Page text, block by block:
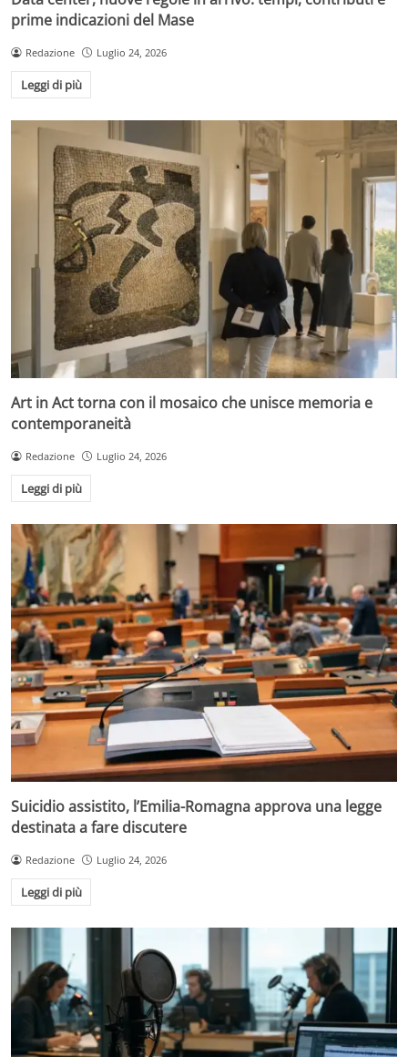
prime indicazioni del Mase
Redazione Luglio 24, 2026
Leggi di più
Art in Act torna con il mosaico che unisce memoria e
contemporaneità
Redazione Luglio 24, 2026
Leggi di più
Suicidio assistito, l’Emilia-Romagna approva una legge
destinata a fare discutere
Redazione Luglio 24, 2026
Leggi di più